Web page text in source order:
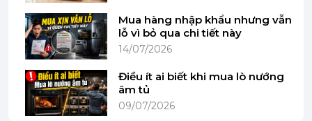
Sản phẩm được thiết kế với khả năng hòa tan
nhanh chóng và hoàn toàn trong nước, đảm bảo
dung dịch làm sạch được phân bố đều, giúp loại
bỏ dầu mỡ, cặn bẩn một cách hiệu quả.
Mua hàng nhập khẩu nhưng vẫn
lỗ vì bỏ qua chi tiết này
14/07/2026
Điều ít ai biết khi mua lò nướng
âm tủ
09/07/2026